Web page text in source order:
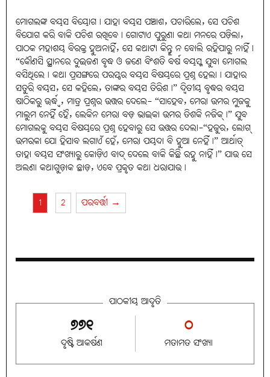
ମୋଗଲଙ୍କ ବୟସ ବିୟୋଗ। ଯାହା ବୟସ ପଞ୍ଚାଶ, ପଚାରିଲେ, ସେ ପଚିଶ
ବିଯୋଗ କରି ବାକି ପଚିଶ ରଖିବେ। ଗୋଟାଏ ପୁରୁଣା କଥା ମନରେ ପଡ଼ିଲା,
ପାଠକ ମହାଶୟ ବିରକ୍ତ ହୁଅନାହିଁ, ସେ କଥାଟା କିନ୍ତୁ ନ ବୋଲି ରହିପାରୁ ନାହିଁ।
“କୌଣସି ସ୍ଥାନରେ ଦୁଇଜଣ ବୃଦ୍ଧ ଓ ଜଣେ ବିଂଶତି ବର୍ଷ ବୟସ୍କ ଯୁବା ମୋଗଲ
ବସିଥିଲେ। କଥା ପ୍ରସଙ୍ଗରେ ପରସ୍ପର ବୟସ ବିଷୟରେ ପ୍ରଶ୍ନ ହେଲା। ଯାହାର
ସତୁରି ବୟସ, ସେ କହିଲେ, ତାଙ୍କର ବୟସ ତିରିଶ।” ଦ୍ବିତୀୟ ବୃଦ୍ଧର ବୟସ
ଷାଠିକରୁ ଊର୍ଦ୍ଧ୍ବ, ମାତ୍ର ପ୍ରଶ୍ନର ଉତ୍ତର ଦେଲେ- “ସାହେବ, ମେରା ଉମର ମୁଜକୁ
ମାଲୁମ ନେହିଁ ହୈ, ଲେକିନ ମେରା ବଡ଼ ଭାଇକା ଉମର ତିଶକି ନଜିକ୍‌।” ଯୁବ
ମୋଗଲକୁ ବୟସ ବିଷୟରେ ପ୍ରଶ୍ନ ହେବାରୁ ସେ ଉତ୍ତର ଦେଲା-“ହଜୁର, ଲୋଗ୍‌
ଉମରକା ଯୋ ହିସାବ ଲଗାଏଁ ହେଁ, ମେରା ପୟଦା ବି ହୁଆ ନେହିଁ।” ଆର୍ଥାତ୍‌
ତାହା ବୟସ ସଂଖ୍ୟାରୁ କୋଡ଼ିଏ ବାଦ୍‌ ଦେଲେ ବାକି କିଛି ରହୁ ନାହିଁ।” ଯାଉ ସେ
ଅଲଣା କଥାଗୁଡ଼ାକ ଛାଡ଼, ଏବେ ପ୍ରକୃତ କଥା ଧରାଯାଉ।
1
2 ପରବର୍ତ୍ତୀ →
ପାଠକୀୟ ଆଦୃତି
୭୭୧
ଦୃଷ୍ଟି ଆକର୍ଷଣ
୦
ମତାମତ ସଂଖ୍ୟା